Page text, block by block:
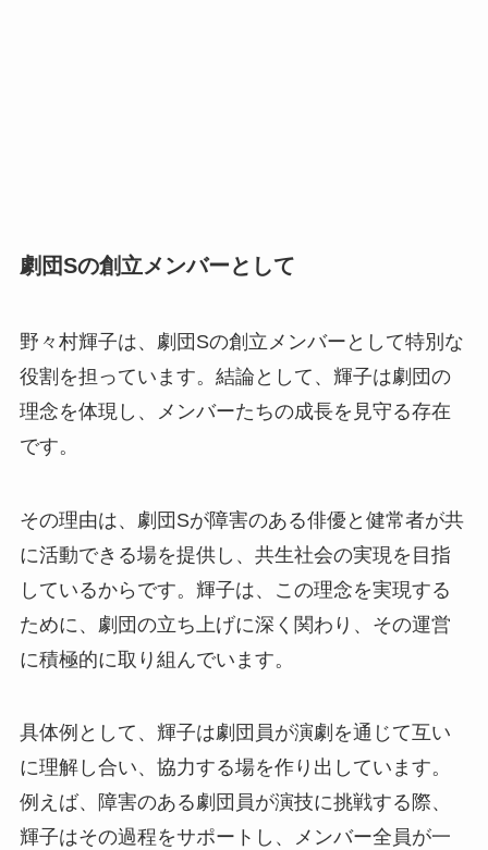
劇団Sの創立メンバーとして
野々村輝子は、劇団Sの創立メンバーとして特別な
役割を担っています。結論として、輝子は劇団の
理念を体現し、メンバーたちの成長を見守る存在
です。
その理由は、劇団Sが障害のある俳優と健常者が共
に活動できる場を提供し、共生社会の実現を目指
しているからです。輝子は、この理念を実現する
ために、劇団の立ち上げに深く関わり、その運営
に積極的に取り組んでいます。
具体例として、輝子は劇団員が演劇を通じて互い
に理解し合い、協力する場を作り出しています。
例えば、障害のある劇団員が演技に挑戦する際、
輝子はその過程をサポートし、メンバー全員が一